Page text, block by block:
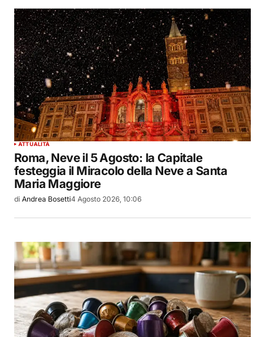
ATTUALITÀ
Roma, Neve il 5 Agosto: la Capitale
festeggia il Miracolo della Neve a Santa
Maria Maggiore
di Andrea Bosetti4 Agosto 2026, 10:06